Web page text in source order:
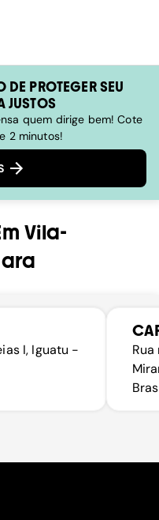
PROTEGER SEU
JUSTOS
quem dirige bem! Cote
2 minutos!
Vila-
I, Iguatu -